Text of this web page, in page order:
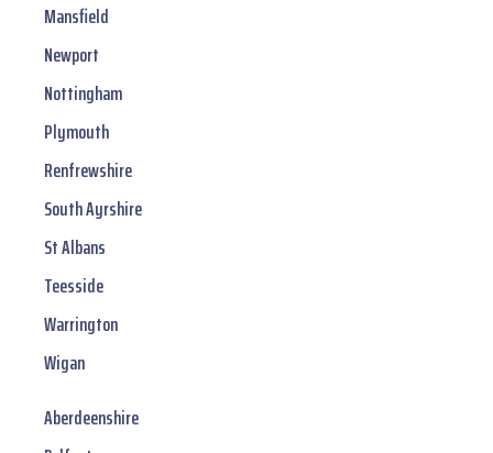
Mansfield
Newport
Nottingham
Plymouth
Renfrewshire
South Ayrshire
St Albans
Teesside
Warrington
Wigan
Aberdeenshire